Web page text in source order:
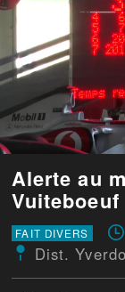
Alerte au
Vuiteboeuf
FAIT DIVERS
Dist.